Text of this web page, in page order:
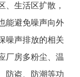
、生活区扩散，
能避免噪声向外
噪声排放的相关
厂房多粉尘、温
防盗、防潮等功